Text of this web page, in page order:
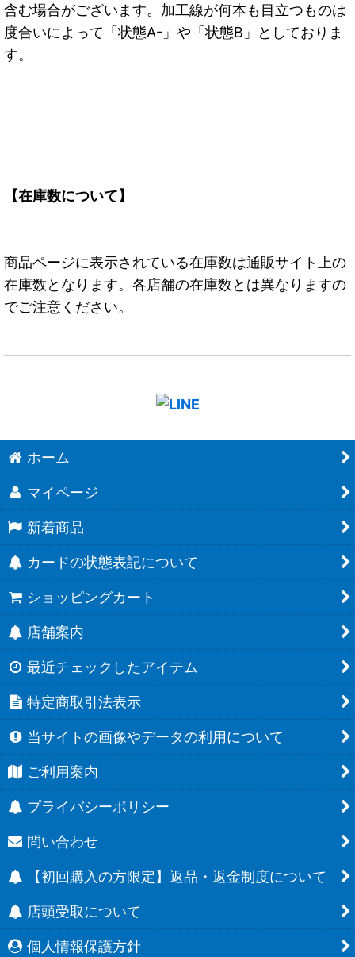
含む場合がございます。加工線が何本も目立つものは
度合いによって「状態A-」や「状態B」としておりま
す。
【在庫数について】
商品ページに表示されている在庫数は通販サイト上の
在庫数となります。各店舗の在庫数とは異なりますの
でご注意ください。
ホーム
マイページ
新着商品
カードの状態表記について
ショッピングカート
店舗案内
最近チェックしたアイテム
特定商取引法表示
当サイトの画像やデータの利用について
ご利用案内
プライバシーポリシー
問い合わせ
【初回購入の方限定】返品・返金制度について
店頭受取について
個人情報保護方針